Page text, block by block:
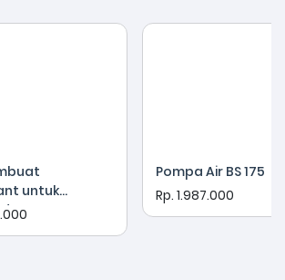
untuk
atau
untuk kolam
Pompa Air BS 175
Rp. 1.987.000